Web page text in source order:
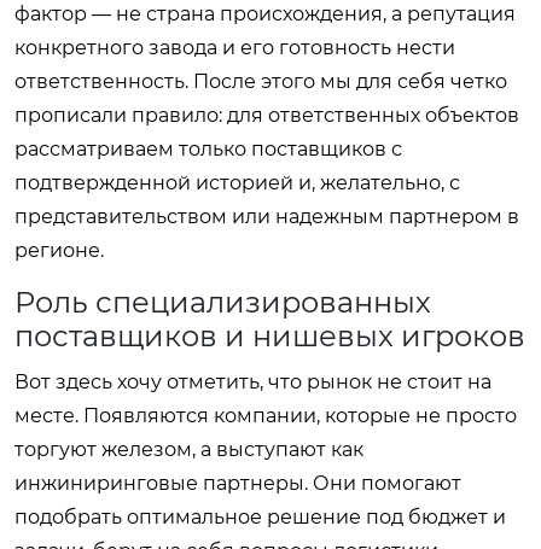
фактор — не страна происхождения, а репутация
конкретного завода и его готовность нести
ответственность. После этого мы для себя четко
прописали правило: для ответственных объектов
рассматриваем только поставщиков с
подтвержденной историей и, желательно, с
представительством или надежным партнером в
регионе.
Роль специализированных
поставщиков и нишевых игроков
Вот здесь хочу отметить, что рынок не стоит на
месте. Появляются компании, которые не просто
торгуют железом, а выступают как
инжиниринговые партнеры. Они помогают
подобрать оптимальное решение под бюджет и